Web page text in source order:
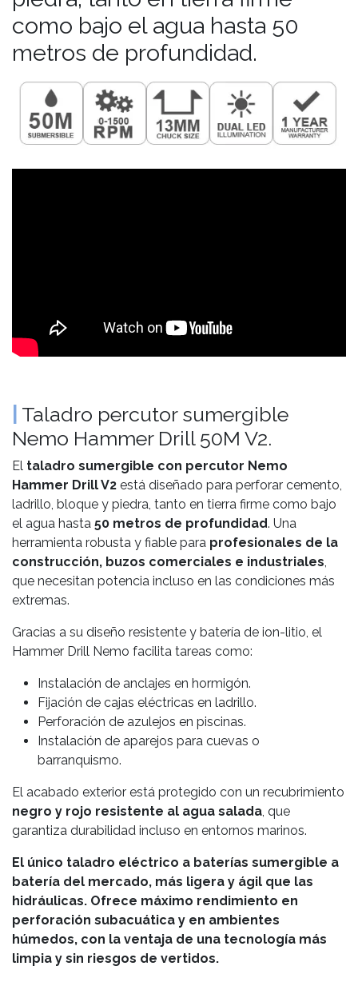
como bajo el agua hasta 50
metros de profundidad.
Taladro percutor sumergible
Nemo Hammer Drill 50M V2.
El taladro sumergible con percutor Nemo
Hammer Drill V2 está diseñado para perforar cemento,
ladrillo, bloque y piedra, tanto en tierra firme como bajo
el agua hasta 50 metros de profundidad. Una
herramienta robusta y fiable para profesionales de la
construcción, buzos comerciales e industriales
que necesitan potencia incluso en las condiciones más
extremas.
Gracias a su diseño resistente y batería de ion-litio, el
Hammer Drill Nemo facilita tareas como:
Instalación de anclajes en hormigón.
Fijación de cajas eléctricas en ladrillo.
Perforación de azulejos en piscinas.
Instalación de aparejos para cuevas o
barranquismo.
El acabado exterior está protegido con un recubrimiento
negro y rojo resistente al agua salada , que
garantiza durabilidad incluso en entornos marinos.
El único taladro eléctrico a baterías sumergible a
batería del mercado, más ligera y ágil que las
hidráulicas. Ofrece máximo rendimiento en
perforación subacuática y en ambientes
húmedos, con la ventaja de una tecnología más
limpia y sin riesgos de vertidos.